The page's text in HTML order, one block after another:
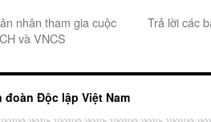
nhân tham gia cuộc
và VNCS
Trả lời các
đoàn Độc lập Việt Nam